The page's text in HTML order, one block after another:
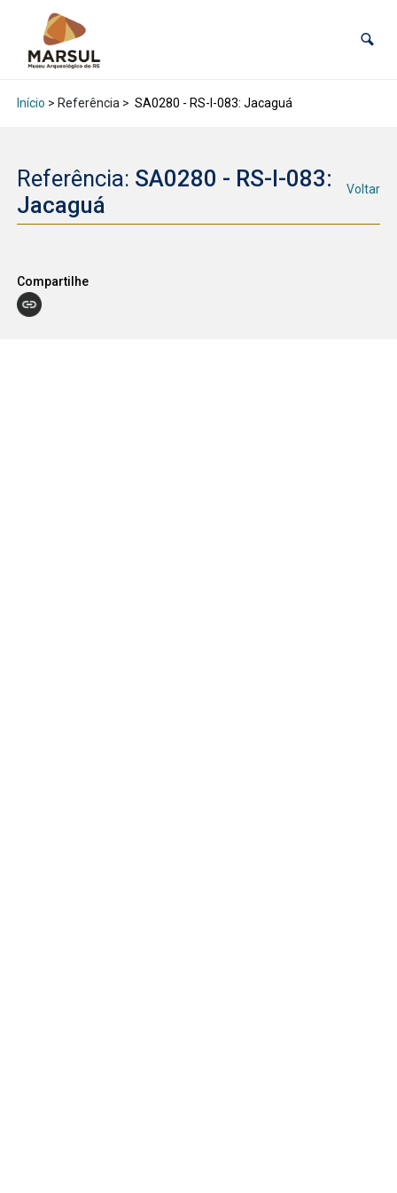
Início > Referência > SA0280 - RS-I-083: Jacaguá
Referência: SA0280 - RS-I-083:
Jacaguá
Voltar
Compartilhe